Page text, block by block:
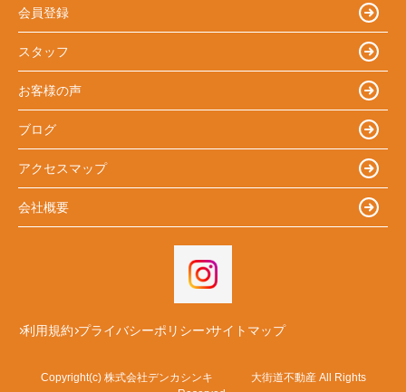
会員登録
スタッフ
お客様の声
ブログ
アクセスマップ
会社概要
利用規約 プライバシーポリシー サイトマップ
Copyright(c) 株式会社デンカシンキ 大街道不動産 All Rights